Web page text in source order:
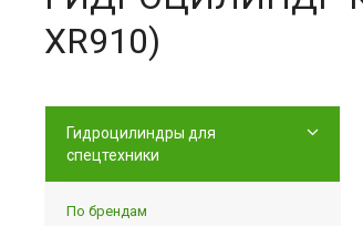
XR910)
Гидроцилиндры для
спецтехники
По брендам